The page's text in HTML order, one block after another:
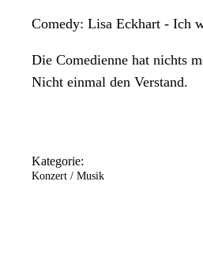
Comedy: Lisa Eckhart - Ich
Die Comedienne hat nichts
Nicht einmal den Verstand.
Kategorie:
Konzert / Musik